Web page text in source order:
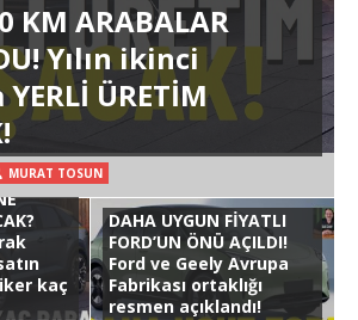
0 KM ARABALAR
Yılın ikinci
ÜRETİM
MURAT TOSUN
kaç
DAHA UYGUN FİYATLI
FORD’UN ÖNÜ AÇILDI!
Ford ve Geely Avrupa
Fabrikası ortaklığı
resmen açıklandı!